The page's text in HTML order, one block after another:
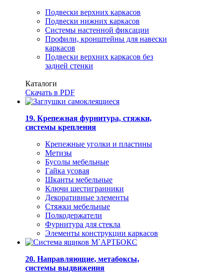
Подвески верхних каркасов
Подвески нижних каркасов
Системы настенной фиксации
Профили, кронштейны для навески
каркасов
Подвески верхних каркасов без
задней стенки
Каталоги
Скачать в PDF
19. Крепежная фурнитура, стяжки,
системы крепления
Крепежные уголки и пластины
Метизы
Бусолы мебельные
Гайка усовая
Шканты мебельные
Ключи шестигранники
Декоративные элементы
Стяжки мебельные
Полкодержатели
Фурнитура для стекла
Элементы конструкции каркасов
20. Направляющие, метабоксы,
системы выдвижения